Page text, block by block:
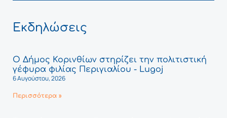
Εκδηλώσεις
Ο Δήμος Κορινθίων στηρίζει την πολιτιστική
γέφυρα φιλίας Περιγιαλίου - Lugoj
6 Αυγούστου, 2026
Περισσότερα »